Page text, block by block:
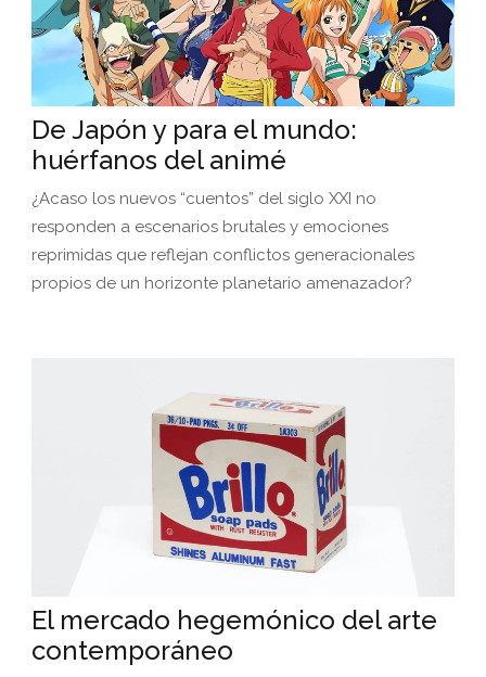
De Japón y para el mundo:
huérfanos del animé
¿Acaso los nuevos “cuentos” del siglo XXI no
responden a escenarios brutales y emociones
reprimidas que reflejan conflictos generacionales
propios de un horizonte planetario amenazador?
El mercado hegemónico del arte
contemporáneo